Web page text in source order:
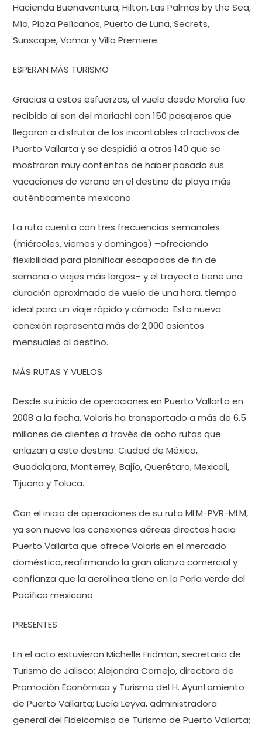
Hacienda Buenaventura, Hilton, Las Palmas by the Sea,
Mío, Plaza Pelícanos, Puerto de Luna, Secrets,
Sunscape, Vamar y Villa Premiere.
ESPERAN MÁS TURISMO
Gracias a estos esfuerzos, el vuelo desde Morelia fue
recibido al son del mariachi con 150 pasajeros que
llegaron a disfrutar de los incontables atractivos de
Puerto Vallarta y se despidió a otros 140 que se
mostraron muy contentos de haber pasado sus
vacaciones de verano en el destino de playa más
auténticamente mexicano.
La ruta cuenta con tres frecuencias semanales
(miércoles, viernes y domingos) –ofreciendo
flexibilidad para planificar escapadas de fin de
semana o viajes más largos– y el trayecto tiene una
duración aproximada de vuelo de una hora, tiempo
ideal para un viaje rápido y cómodo. Esta nueva
conexión representa más de 2,000 asientos
mensuales al destino.
MÁS RUTAS Y VUELOS
Desde su inicio de operaciones en Puerto Vallarta en
2008 a la fecha, Volaris ha transportado a más de 6.5
millones de clientes a través de ocho rutas que
enlazan a este destino: Ciudad de México,
Guadalajara, Monterrey, Bajío, Querétaro, Mexicali,
Tijuana y Toluca.
Con el inicio de operaciones de su ruta MLM-PVR-MLM,
ya son nueve las conexiones aéreas directas hacia
Puerto Vallarta que ofrece Volaris en el mercado
doméstico, reafirmando la gran alianza comercial y
confianza que la aerolínea tiene en la Perla verde del
Pacífico mexicano.
PRESENTES
En el acto estuvieron Michelle Fridman, secretaria de
Turismo de Jalisco; Alejandra Cornejo, directora de
Promoción Económica y Turismo del H. Ayuntamiento
de Puerto Vallarta; Lucía Leyva, administradora
general del Fideicomiso de Turismo de Puerto Vallarta;